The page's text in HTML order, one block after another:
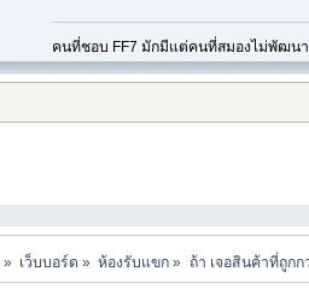
คนที่ชอบ FF7 มักมีแต่คนที่สมองไม่พัฒนา
» เว็บบอร์ด » ห้องรับแขก » ถ้า เจอสินค้าที่ถูก